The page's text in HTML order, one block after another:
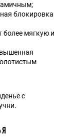
блокировка
более мягкую и
с